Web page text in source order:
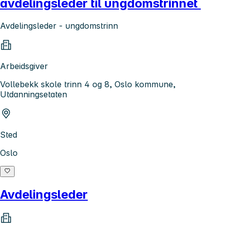
avdelingsleder til ungdomstrinnet
Avdelingsleder - ungdomstrinn
Arbeidsgiver
Vollebekk skole trinn 4 og 8, Oslo kommune,
Utdanningsetaten
Sted
Oslo
Avdelingsleder